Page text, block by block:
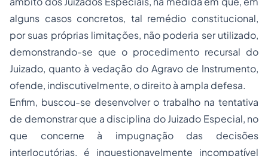
alguns casos concretos, tal remédio constitucional,
por suas próprias limitações, não poderia ser utilizado,
demonstrando-se que o procedimento recursal do
Juizado, quanto à vedação do Agravo de Instrumento,
ofende, indiscutivelmente, o direito à ampla defesa.
Enfim, buscou-se desenvolver o trabalho na tentativa
de demonstrar que a disciplina do Juizado Especial, no
que concerne à impugnação das decisões
interlocutórias, é inquestionavelmente incompatível